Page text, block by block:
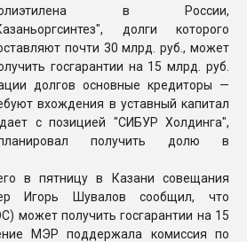
в России,
долги которого
почти 30 млрд. руб., может
госгарантии на 15 млрд. руб.
долгов основные кредиторы —
вхождения в уставный капитал
с позицией "СИБУР Холдинга",
получить долю в
в пятницу в Казани совещания
Игорь Шувалов сообщил, что
может получить госгарантии на 15
МЭР поддержала комиссия по